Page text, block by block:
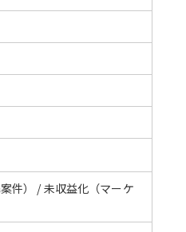
件） / 未収益化（マーケ